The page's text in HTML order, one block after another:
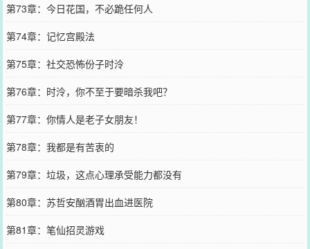
第73章：今日花国，不必跪任何人
第74章：记忆宫殿法
第75章：社交恐怖份子时泠
第76章：时泠，你不至于要暗杀我吧？
第77章：你情人是老子女朋友！
第78章：我都是有苦衷的
第79章：垃圾，这点心理承受能力都没有
第80章：苏哲安酗酒胃出血进医院
第81章：笔仙招灵游戏